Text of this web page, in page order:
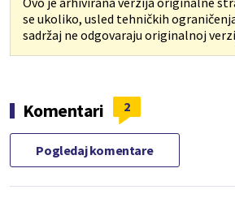
se ukoliko, usled tehničkih
sadržaj ne odgovaraju originalnoj
Komentari 2
Pogledaj komentare